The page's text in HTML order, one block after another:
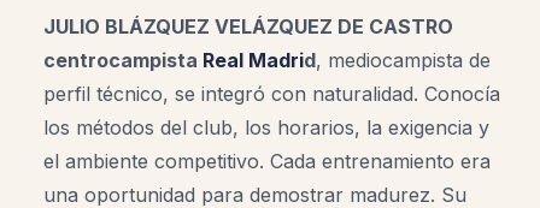
JULIO BLÁZQUEZ VELÁZQUEZ DE CASTRO
centrocampista Real Madrid, mediocampista de
perfil técnico, se integró con naturalidad. Conocía
los métodos del club, los horarios, la exigencia y
el ambiente competitivo. Cada entrenamiento era
una oportunidad para demostrar madurez. Su